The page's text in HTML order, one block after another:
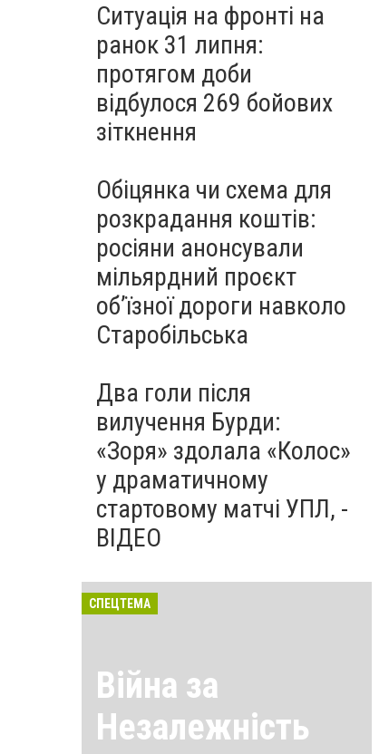
Ситуація на фронті на
ранок 31 липня:
протягом доби
відбулося 269 бойових
зіткнення
Обіцянка чи схема для
розкрадання коштів:
росіяни анонсували
мільярдний проєкт
об’їзної дороги навколо
Старобільська
Два голи після
вилучення Бурди:
«Зоря» здолала «Колос»
у драматичному
стартовому матчі УПЛ, -
ВІДЕО
СПЕЦТЕМА
Війна за
Незалежність